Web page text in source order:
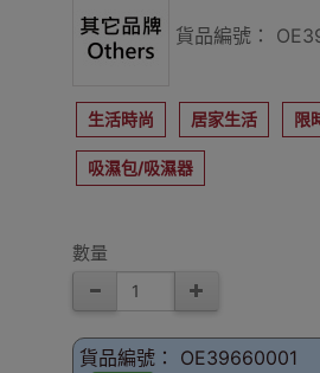
貨品編號：
生活時尚 居家生活 限
吸濕包/吸濕器
數量
貨品編號： OE39660001